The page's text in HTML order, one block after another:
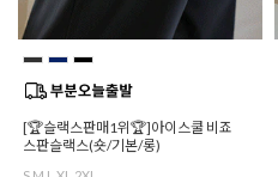
[🏆슬랙스판매1위🏆]아이스쿨 비죠
스판슬랙스(숏/기본/롱)